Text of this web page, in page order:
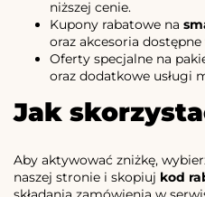
niższej cenie.
Kupony rabatowe na
oraz akcesoria
Oferty specjalne na
oraz dodatkowe usługi
Jak
Aby aktywować zniżkę,
naszej stronie i skopiuj kod